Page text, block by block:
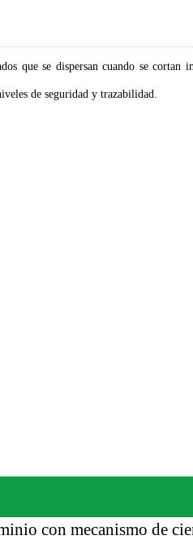
que se dispersan cuando se
de seguridad y trazabilidad.
con mecanismo de